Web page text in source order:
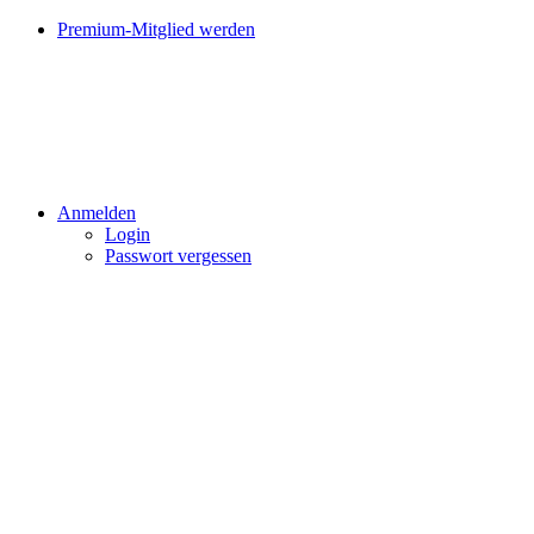
Premium-Mitglied werden
Anmelden
Login
Passwort vergessen